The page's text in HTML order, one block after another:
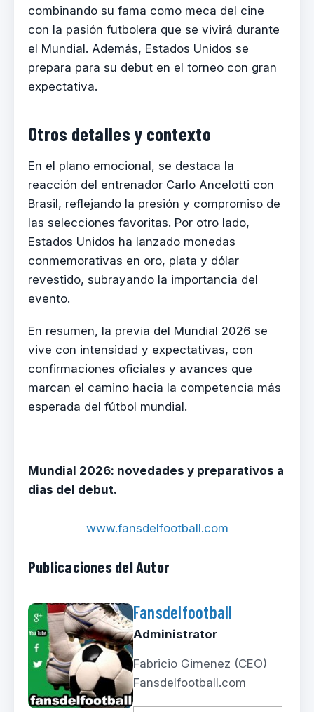
combinando su fama como meca del cine
con la pasión futbolera que se vivirá durante
el Mundial. Además, Estados Unidos se
prepara para su debut en el torneo con gran
expectativa.
Otros detalles y contexto
En el plano emocional, se destaca la
reacción del entrenador Carlo Ancelotti con
Brasil, reflejando la presión y compromiso de
las selecciones favoritas. Por otro lado,
Estados Unidos ha lanzado monedas
conmemorativas en oro, plata y dólar
revestido, subrayando la importancia del
evento.
En resumen, la previa del Mundial 2026 se
vive con intensidad y expectativas, con
confirmaciones oficiales y avances que
marcan el camino hacia la competencia más
esperada del fútbol mundial.
Mundial 2026: novedades y preparativos a
dias del debut.
www.fansdelfootball.com
Publicaciones del Autor
Fansdelfootball
Administrator
Fabricio Gimenez (CEO)
Fansdelfootball.com